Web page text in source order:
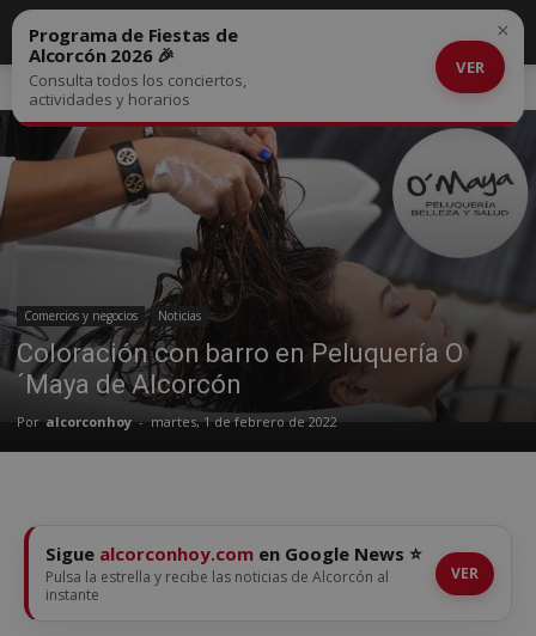
Inicio Comercios y negocios
Comercios y negocios Noticias
Coloración con barro en Peluquería O
´Maya de Alcorcón
Por alcorconhoy - martes, 1 de febrero de 2022
Programa de Fiestas de
Alcorcón 2026 🎉
Consulta todos los conciertos,
actividades y horarios
VER
×
Sigue alcorconhoy.com en Google News ⭐
Pulsa la estrella y recibe las noticias de Alcorcón al
instante
VER